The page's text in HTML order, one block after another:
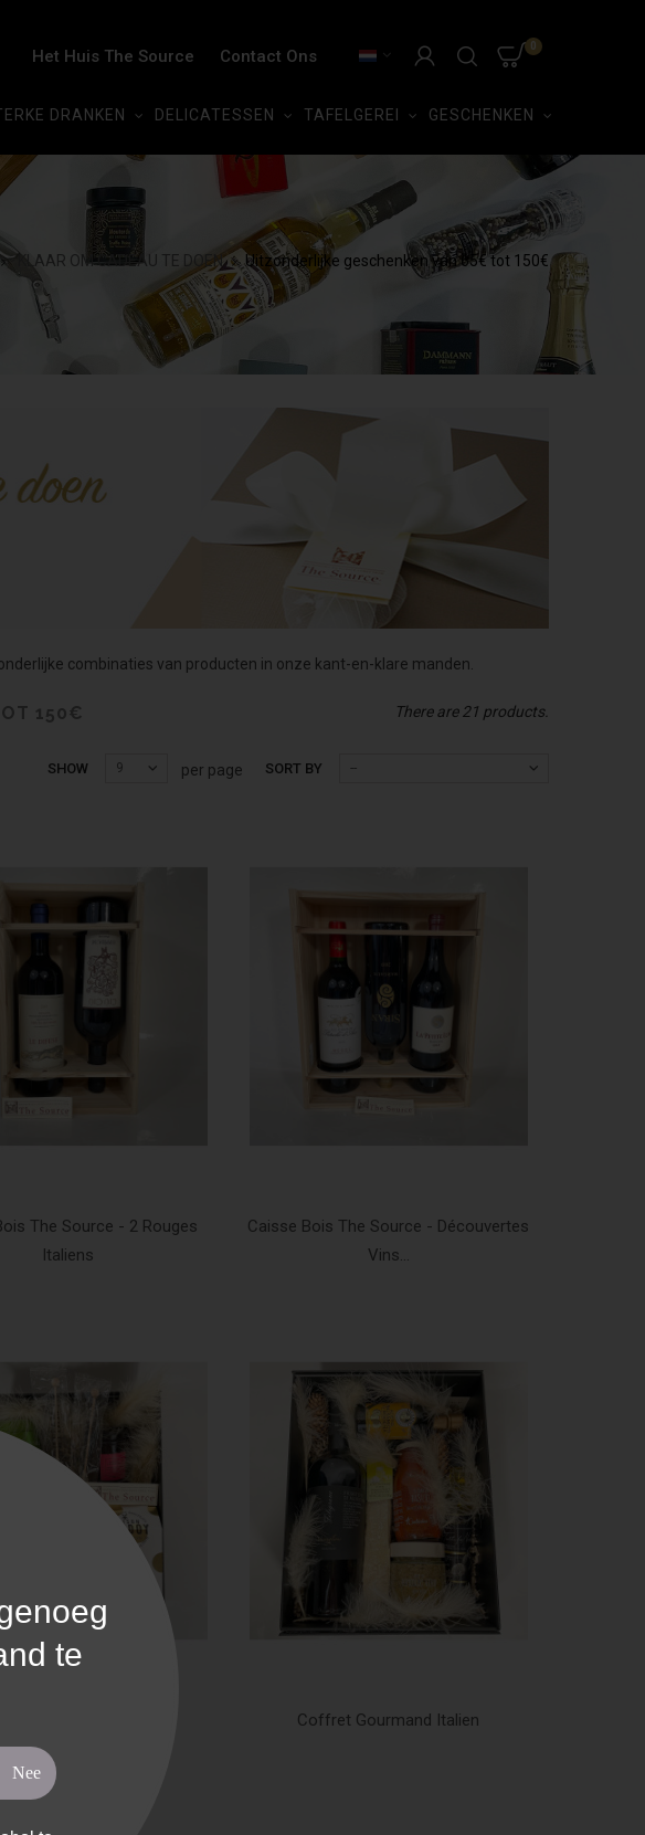
0
Het Huis The Source Contact Ons
DRANKEN DELICATESSEN TAFELGEREI GESCHENKEN
KLAAR OM CADEAU TE DOEN Uitzonderlijke geschenken van 65€ tot 150€
combinaties van producten in onze kant-en-klare manden.
150€ There are 21 products.
SORT BY --
SHOW 9 per page
The Source - 2 Rouges
Italiens
Caisse Bois The Source - Découvertes
Vins...
75,42 €
Coffret Gourmand Italien
te
Nee